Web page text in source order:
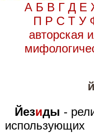
А Б В Г Д Е
П Р С Т У
авторская
Йезиды -